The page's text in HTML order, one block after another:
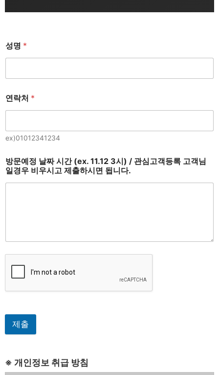
성명 *
연락처 *
ex)01012341234
방문예정 날짜 시간 (ex. 11.12 3시) / 관심고객등록 고객님
일경우 비우시고 제출하시면 됩니다.
제출
※ 개인정보 취급 방침